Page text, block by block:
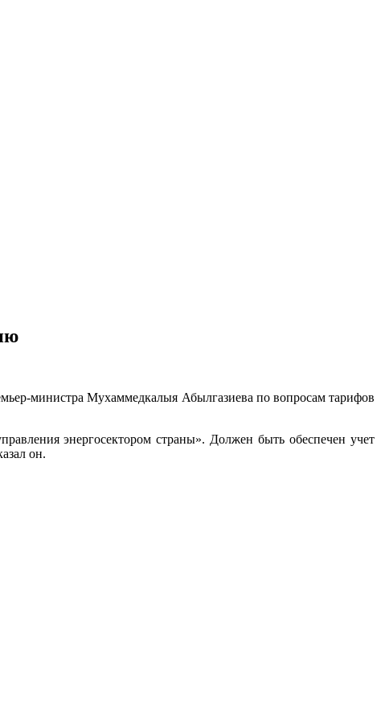
министра Мухаммедкалыя Абылгазиева по вопросам тарифов
энергосектором страны». Должен быть обеспечен учет
он.